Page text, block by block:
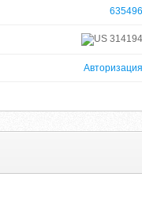
635496
314194
Авторизация